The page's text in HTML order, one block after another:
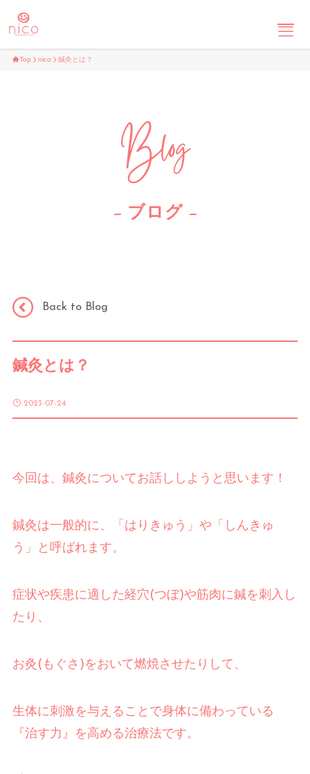
About
Menu
Contact
Top nico 鍼灸とは？
Blog
– ブログ –
Back to Blog
鍼灸とは？
2023-07-24
今回は、鍼灸についてお話ししようと思います！
鍼灸は一般的に、「はりきゅう」や「しんきゅ
う」と呼ばれます。
症状や疾患に適した経穴(つぼ)や筋肉に鍼を刺入し
たり、
お灸 ( もぐさ )をおいて燃焼させたりして、
生体に刺激を与えることで身体に備わっている
『治す力』を高める治療法です。